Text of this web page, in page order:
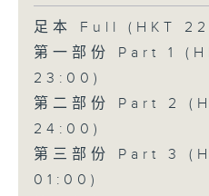
足本 Full (HKT
第一部份 Part 1
23:00)
第二部份 Part 2
24:00)
第三部份 Part 3
01:00)